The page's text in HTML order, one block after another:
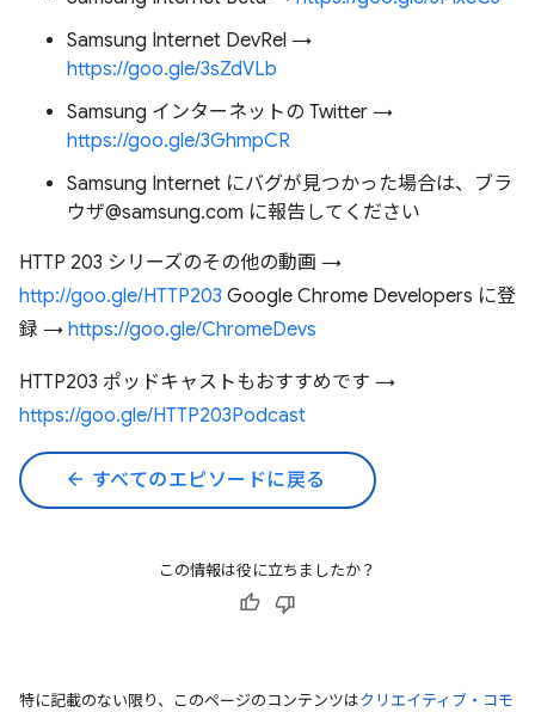
Samsung Internet DevRel →
https://goo.gle/3sZdVLb
Samsung インターネットの Twitter →
https://goo.gle/3GhmpCR
Samsung Internet にバグが見つかった場合は、ブラ
ウザ@samsung.com に報告してください
HTTP 203 シリーズのその他の動画 →
http://goo.gle/HTTP203 Google Chrome Developers に登
録 → https://goo.gle/ChromeDevs
HTTP203 ポッドキャストもおすすめです →
https://goo.gle/HTTP203Podcast
arrow_back すべてのエピソードに戻る
この情報は役に立ちましたか？
特に記載のない限り、このページのコンテンツはクリエイティブ・コモ